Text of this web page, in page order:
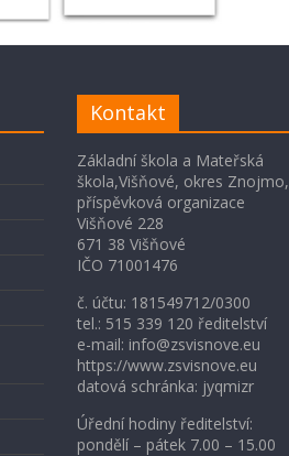
Kontakt
Základní škola a Mateřská
škola,Višňové, okres Znojmo,
příspěvková organizace
Višňové 228
671 38 Višňové
IČO 71001476
č. účtu: 181549712/0300
tel.: 515 339 120 ředitelství
e-mail: info@zsvisnove.eu
https://www.zsvisnove.eu
datová schránka: jyqmizr
Úřední hodiny ředitelství:
pondělí – pátek 7.00 – 15.00